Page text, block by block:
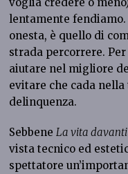
lentamente
onesta, è quello di
strada percorrere.
aiutare nel migliore
evitare che cada
delinquenza.
Sebbene La vita davanti
vista tecnico ed
spettatore